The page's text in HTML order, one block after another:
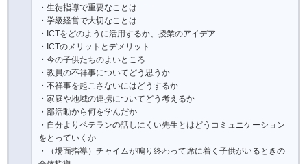
・生徒指導で重要なことは
・学級経営で大切なことは
・ICTをどのように活用するか、授業のアイデア
・ICTのメリットとデメリット
・今の子供たちのよいところ
・教員の不祥事についてどう思うか
・不祥事を起こさないにはどうするか
・家庭や地域の連携についてどう考えるか
・部活動から何を学んだか
・自分よりベテランの話しにくい先生とはどうコミュニケーション
をとっていくか
・（場面指導）チャイムが鳴り終わって席に着く子供がいるときの